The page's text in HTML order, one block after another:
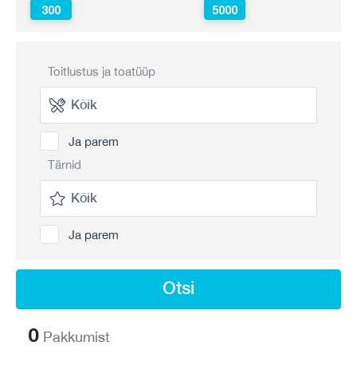
300 5000
Toitlustus ja toatüüp
Ja parem
Tärnid
Ja parem
Otsi
0 Pakkumist